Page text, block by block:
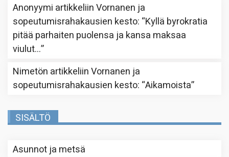
Anonyymi artikkeliinVornanen ja
sopeutumisrahakausien kesto: “Kyllä byrokratia
pitää parhaiten puolensa ja kansa maksaa
viulut…”
Nimetön artikkeliinVornanen ja
sopeutumisrahakausien kesto: “Aikamoista”
SISÄLTÖ
Asunnot ja metsä